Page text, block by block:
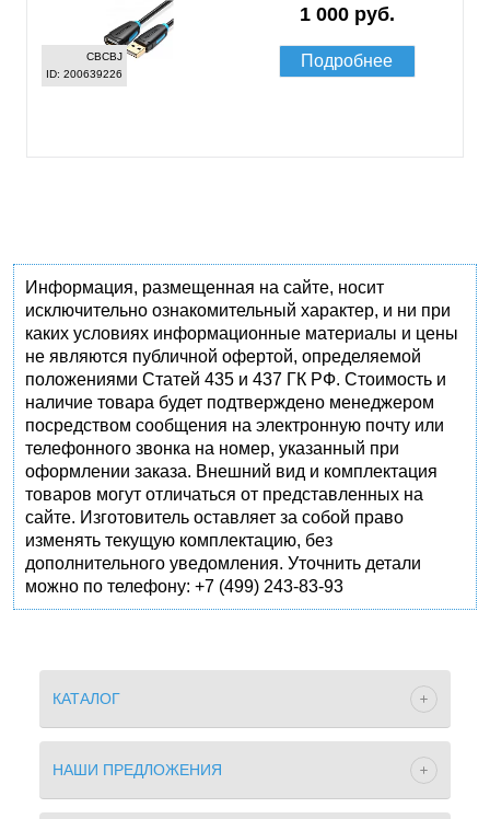
CBCBJ
ID: 200639226
1 000 руб.
Подробнее
Информация, размещенная на сайте, носит
исключительно ознакомительный характер, и ни при
каких условиях информационные материалы и цены
не являются публичной офертой, определяемой
положениями Статей 435 и 437 ГК РФ. Стоимость и
наличие товара будет подтверждено менеджером
посредством сообщения на электронную почту или
телефонного звонка на номер, указанный при
оформлении заказа. Внешний вид и комплектация
товаров могут отличаться от представленных на
сайте. Изготовитель оставляет за собой право
изменять текущую комплектацию, без
дополнительного уведомления. Уточнить детали
можно по телефону: +7 (499) 243-83-93
КАТАЛОГ
НАШИ ПРЕДЛОЖЕНИЯ